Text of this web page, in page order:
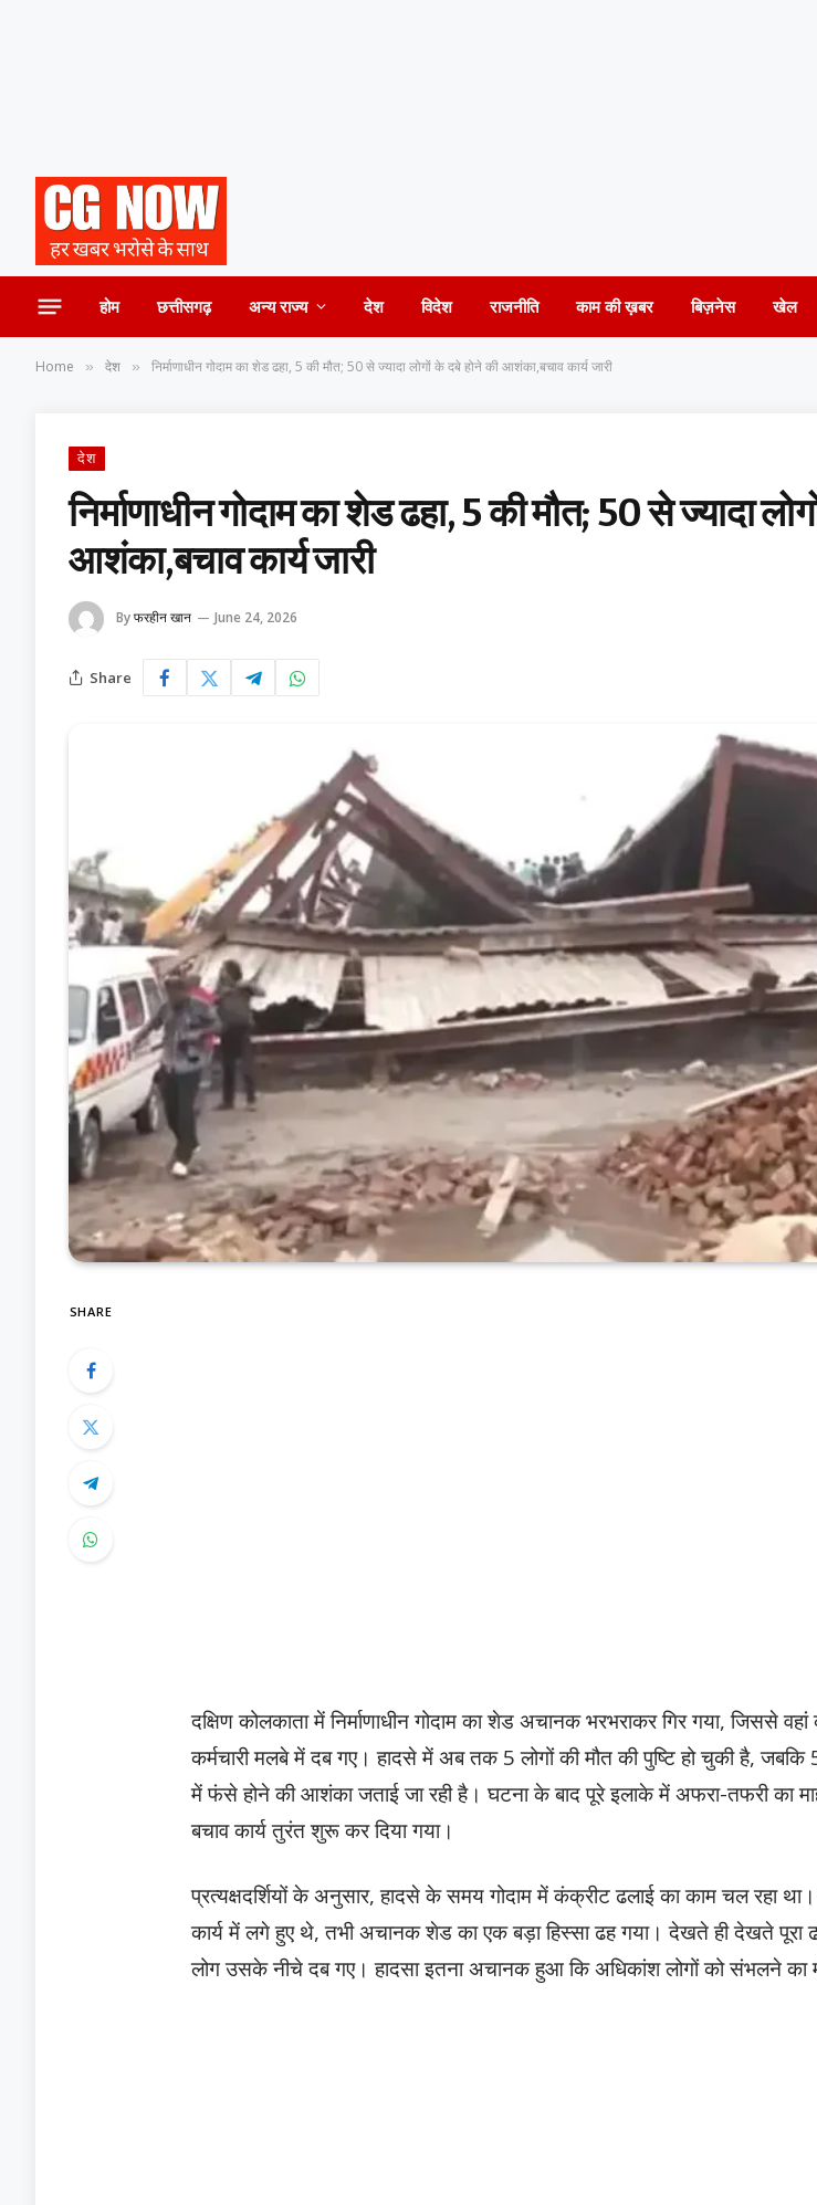
होम छत्तीसगढ़ अन्य राज्य देश विदेश राजनीति काम की ख़बर बिज़नेस खेल
Home » देश » निर्माणाधीन गोदाम का शेड ढहा, 5 की मौत; 50 से ज्यादा लोगों के दबे होने की आशंका,बचाव कार्य जारी
देश
निर्माणाधीन गोदाम का शेड ढहा, 5 की मौत; 50 से ज्यादा
आशंका,बचाव कार्य जारी
Byफरहीन खान June 24, 2026
Share
SHARE
दक्षिण कोलकाता में निर्माणाधीन गोदाम का शेड अचानक भरभराकर गिर गया, जिससे
कर्मचारी मलबे में दब गए। हादसे में अब तक 5 लोगों की मौत की पुष्टि हो चुकी है,
में फंसे होने की आशंका जताई जा रही है। घटना के बाद पूरे इलाके में अफरा-तफरी का
बचाव कार्य तुरंत शुरू कर दिया गया।
प्रत्यक्षदर्शियों के अनुसार, हादसे के समय गोदाम में कंक्रीट ढलाई का काम चल रहा
कार्य में लगे हुए थे, तभी अचानक शेड का एक बड़ा हिस्सा ढह गया। देखते ही देखते पूरा
लोग उसके नीचे दब गए। हादसा इतना अचानक हुआ कि अधिकांश लोगों को संभलने का